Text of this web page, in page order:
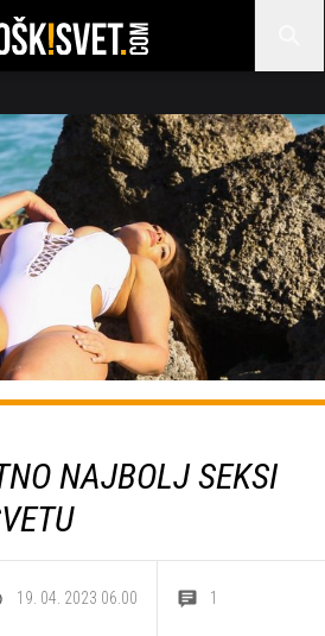
NAJBOLJ SEKSI
19. 04. 2023 06.00 1